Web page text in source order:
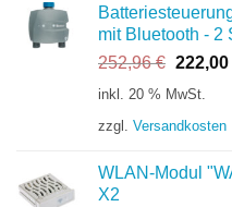
mit Bluetooth - 2
252,96€
Preis
252,96 €
222,00
inkl. 20 % MwSt.
zzgl. Versandkosten
WLAN-Modul
X2